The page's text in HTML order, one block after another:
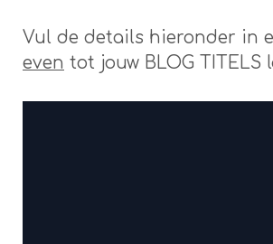
Vul de details hieronder in
even tot jouw BLOG TITELS